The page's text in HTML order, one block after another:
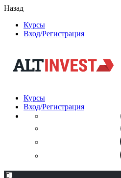
Назад
Курсы
Вход/Регистрация
Курсы
Вход/Регистрация